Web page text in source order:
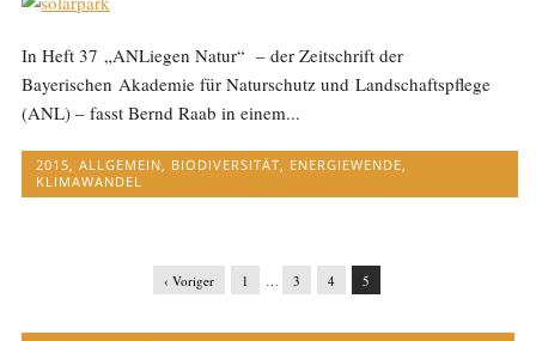
In Heft 37 „ANLiegen Natur“ – der Zeitschrift der
Bayerischen Akademie für Naturschutz und Landschaftspflege
(ANL) – fasst Bernd Raab in einem...
2015 ,ALLGEMEIN BIODIVERSITÄT ENERGIEWENDE
KLIMAWANDEL
‹ Voriger 1 … 3 4 5